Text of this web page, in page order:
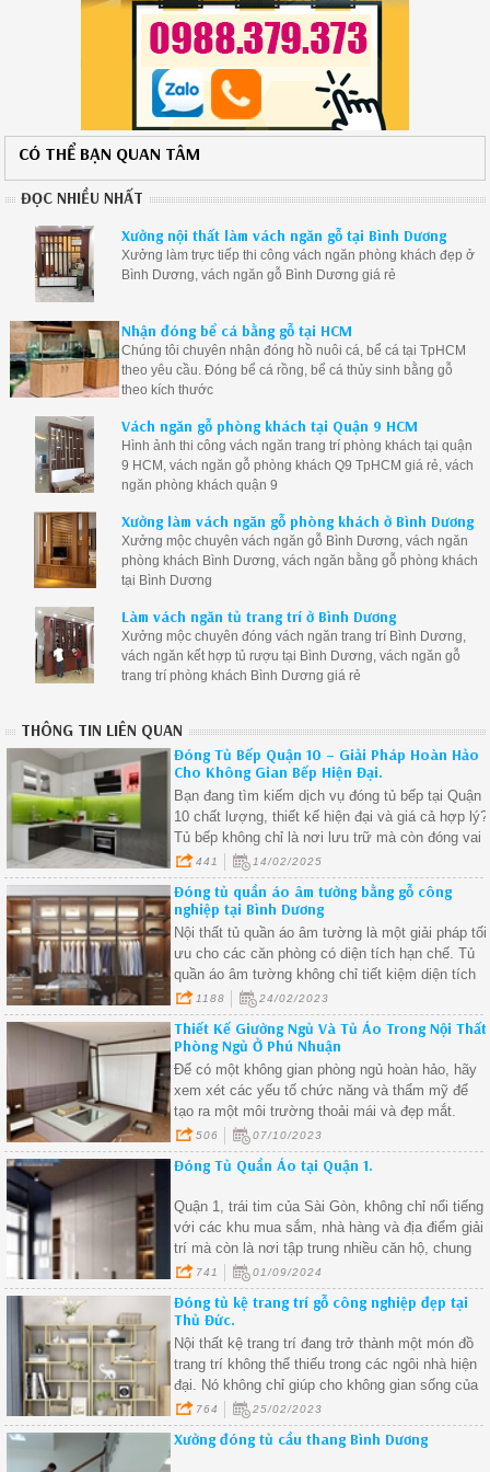
CÓ THỂ BẠN QUAN TÂM
ĐỌC NHIỀU NHẤT
Xưởng nội thất làm vách ngăn gỗ tại Bình Dương
Xưởng làm trực tiếp thi công vách ngăn phòng khách đẹp ở
Bình Dương, vách ngăn gỗ Bình Dương giá rẻ
Nhận đóng bể cá bằng gỗ tại HCM
Chúng tôi chuyên nhận đóng hồ nuôi cá, bể cá tại TpHCM
theo yêu cầu. Đóng bể cá rồng, bể cá thủy sinh bằng gỗ
theo kích thước
Vách ngăn gỗ phòng khách tại Quận 9 HCM
Hình ảnh thi công vách ngăn trang trí phòng khách tại quận
9 HCM, vách ngăn gỗ phòng khách Q9 TpHCM giá rẻ, vách
ngăn phòng khách quận 9
Xưởng làm vách ngăn gỗ phòng khách ở Bình Dương
Xưởng mộc chuyên vách ngăn gỗ Bình Dương, vách ngăn
phòng khách Bình Dương, vách ngăn bằng gỗ phòng khách
tại Bình Dương
Làm vách ngăn tủ trang trí ở Bình Dương
Xưởng mộc chuyên đóng vách ngăn trang trí Bình Dương,
vách ngăn kết hợp tủ rượu tại Bình Dương, vách ngăn gỗ
trang trí phòng khách Bình Dương giá rẻ
THÔNG TIN LIÊN QUAN
Đóng Tủ Bếp Quận 10 – Giải Pháp Hoàn Hảo
Cho Không Gian Bếp Hiện Đại.
Bạn đang tìm kiếm dịch vụ đóng tủ bếp tại Quận
10 chất lượng, thiết kế hiện đại và giá cả hợp lý?
Tủ bếp không chỉ là nơi lưu trữ mà còn đóng vai
trò quan trọng trong việc tạo nên một không gian
bếp tiện nghi, gọn gàng và thẩm mỹ. Hãy cùng
khám phá các mẫu tủ bếp gỗ công nghiệp MDF,
MDF chống ẩm cùng báo giá chi tiết ngay dưới
đây!
441 14/02/2025
Đóng tủ quần áo âm tường bằng gỗ công
nghiệp tại Bình Dương
Nội thất tủ quần áo âm tường là một giải pháp tối
ưu cho các căn phòng có diện tích hạn chế. Tủ
quần áo âm tường không chỉ tiết kiệm diện tích
mà còn tạo ra vẻ đẹp hiện đại, sang trọng cho
không gian.
1188 24/02/2023
Thiết Kế Giường Ngủ Và Tủ Áo Trong Nội Thất
Phòng Ngủ Ở Phú Nhuận
Để có một không gian phòng ngủ hoàn hảo, hãy
xem xét các yếu tố chức năng và thẩm mỹ để
tạo ra một môi trường thoải mái và đẹp mắt.
506 07/10/2023
Đóng Tủ Quần Áo tại Quận 1.
Quận 1, trái tim của Sài Gòn, không chỉ nổi tiếng
với các khu mua sắm, nhà hàng và địa điểm giải
trí mà còn là nơi tập trung nhiều căn hộ, chung
cư cao cấp. Với không gian sống hiện đại, việc
thiết kế và thi công nội thất sao cho hài hòa, tiện
nghi là vô cùng quan trọng. Trong đó, việc đóng
tủ quần áo tại Quận 1 là một trong những dịch vụ
được nhiều người quan tâm và lựa chọn để tối
ưu hóa không gian sống.
741 01/09/2024
Đóng tủ kệ trang trí gỗ công nghiệp đẹp tại
Thủ Đức.
Nội thất kệ trang trí đang trở thành một món đồ
trang trí không thể thiếu trong các ngôi nhà hiện
đại. Nó không chỉ giúp cho không gian sống của
bạn trở nên đẹp mắt hơn mà còn có thể sử dụng
để trưng bày các vật dụng, sách báo, hoa tươi,
tượng trang trí, hình ảnh gia đình và các vật
764 25/02/2023
Xưởng đóng tủ cầu thang Bình Dương